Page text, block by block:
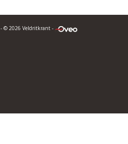
- © 2026 Veldritkrant -